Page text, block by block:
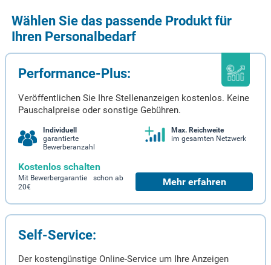
Wählen Sie das passende Produkt für
Ihren Personalbedarf
Performance-Plus:
Veröffentlichen Sie Ihre Stellenanzeigen kostenlos. Keine
Pauschalpreise oder sonstige Gebühren.
Individuell
garantierte
Bewerberanzahl
Max. Reichweite
im gesamten Netzwerk
Kostenlos schalten
Mit Bewerbergarantie schon ab
20€
Mehr erfahren
Self-Service:
Der kostengünstige Online-Service um Ihre Anzeigen